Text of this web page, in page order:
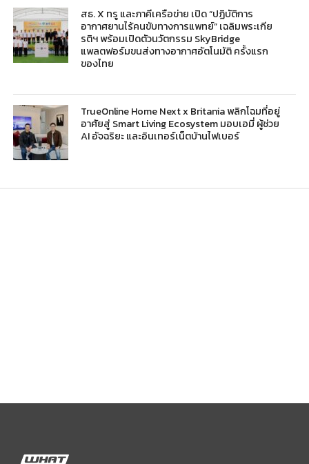
สธ. X ทรู และภาคีเครือข่าย เปิด “ปฏิบัติการ
อากาศยานไร้คนขับทางการแพทย์” เฉลิมพระเกีย
รติฯ พร้อมเปิดตัวนวัตกรรม SkyBridge
แพลตฟอร์มขนส่งทางอากาศอัตโนมัติ ครั้งแรก
ของไทย
TrueOnline Home Next x Britania พลิกโฉมที่อยู่
อาศัยสู่ Smart Living Ecosystem มอบเอมี่ ผู้ช่วย
AI อัจฉริยะ และอินเทอร์เน็ตบ้านไฟเบอร์